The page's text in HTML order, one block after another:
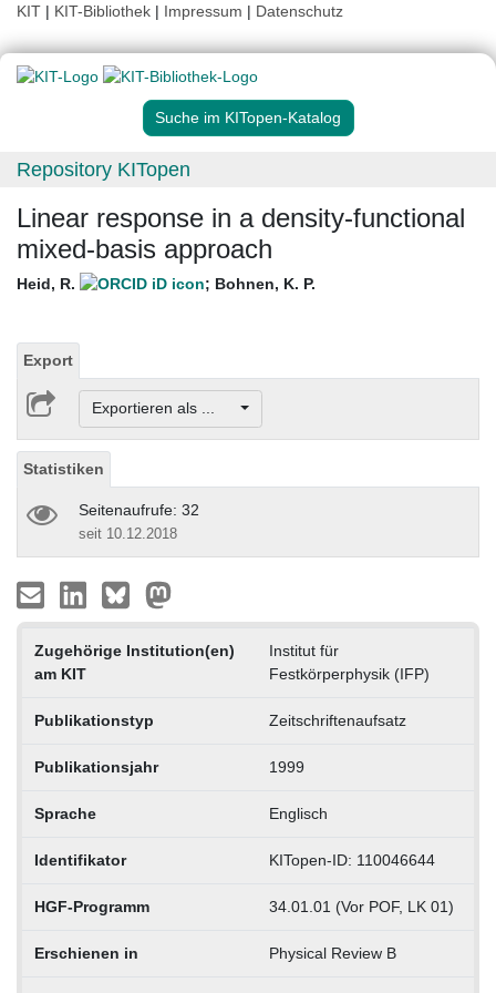
KIT | KIT-Bibliothek | Impressum | Datenschutz
Suche im KITopen-Katalog
Repository KITopen
Linear response in a density-functional
mixed-basis approach
Heid, R. ; Bohnen, K. P.
Export
Exportieren als ...
Statistiken
Seitenaufrufe: 32
seit 10.12.2018
Zugehörige Institution(en)
am KIT
Institut für
Festkörperphysik (IFP)
Publikationstyp Zeitschriftenaufsatz
Publikationsjahr 1999
Sprache Englisch
Identifikator KITopen-ID: 110046644
HGF-Programm 34.01.01 (Vor POF, LK 01)
Erschienen in Physical Review B